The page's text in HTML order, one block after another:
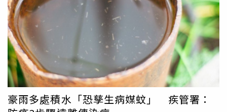
這款點心天然且幾乎沒有熱量「比什麼都健康」，藉此取代
原本捨不得喝的冰水。然而，當阿雪姨站上洗腎室的體重計
時，數字卻比上一次足足多了近2公斤，面對護理師關心是
否水喝太多，她當場委屈落淚，強調自己連白開水都省著
喝，絕對沒有「偷喝水」。直到進了診間，林醫師耐心請她
列出近日的飲食清單，當聽到「一天2碗愛玉」時，這才讓
隱藏在數字背後的真相水落石出。林醫師解釋，據衛福部食
藥署的食品營養成分資料庫顯示，愛玉本身確實是對腎友友
善的點心，但其成分有高達99%以上都是水。對於需要嚴格
豪雨多處積水「恐孳生病媒蚊」 疾管署：